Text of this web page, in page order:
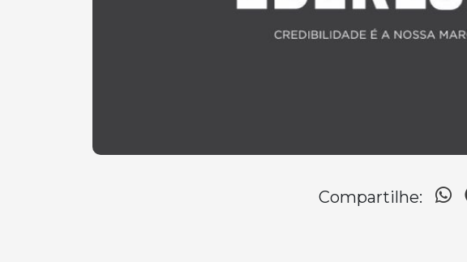
Compartilhe: